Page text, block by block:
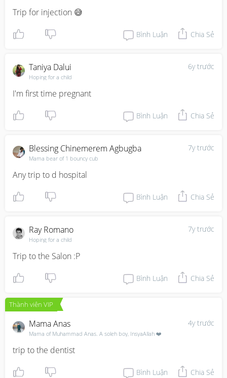
Trip for injection 😅
Bình Luận Chia Sẻ
6y trước
Taniya Dalui
Hoping for a child
I'm first time pregnant
Bình Luận Chia Sẻ
7y trước
Blessing Chinemerem Agbugba
Mama bear of 1 bouncy cub
Any trip to d hospital
Bình Luận Chia Sẻ
7y trước
Ray Romano
Hoping for a child
Trip to the Salon :P
Bình Luận Chia Sẻ
Thành viên VIP
4y trước
Mama Anas
Mama of Muhammad Anas. A soleh boy, InsyaAllah ❤️
trip to the dentist
Bình Luận Chia Sẻ